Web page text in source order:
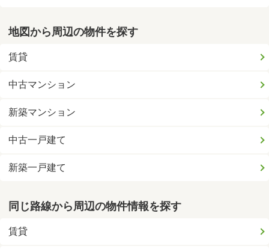
地図から周辺の物件を探す
賃貸
中古マンション
新築マンション
中古一戸建て
新築一戸建て
同じ路線から周辺の物件情報を探す
賃貸